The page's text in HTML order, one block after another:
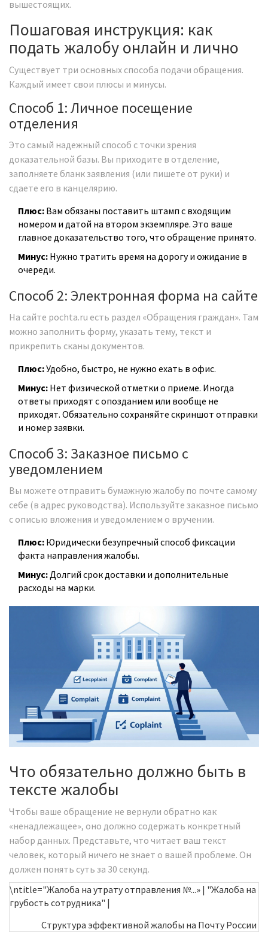
вышестоящих.
Пошаговая инструкция: как
подать жалобу онлайн и лично
Существует три основных способа подачи обращения.
Каждый имеет свои плюсы и минусы.
Способ 1: Личное посещение
отделения
Это самый надежный способ с точки зрения
доказательной базы. Вы приходите в отделение,
заполняете бланк заявления (или пишете от руки) и
сдаете его в канцелярию.
Плюс: Вам обязаны поставить штамп с входящим
номером и датой на втором экземпляре. Это ваше
главное доказательство того, что обращение принято.
Минус: Нужно тратить время на дорогу и ожидание в
очереди.
Способ 2: Электронная форма на сайте
На сайте pochta.ru есть раздел «Обращения граждан». Там
можно заполнить форму, указать тему, текст и
прикрепить сканы документов.
Плюс:Удобно, быстро, не нужно ехать в офис.
Минус: Нет физической отметки о приеме. Иногда
ответы приходят с опозданием или вообще не
приходят. Обязательно сохраняйте скриншот отправки
и номер заявки.
Способ 3: Заказное письмо с
уведомлением
Вы можете отправить бумажную жалобу по почте самому
себе (в адрес руководства). Используйте заказное письмо
с описью вложения и уведомлением о вручении.
Плюс: Юридически безупречный способ фиксации
факта направления жалобы.
Минус:Долгий срок доставки и дополнительные
расходы на марки.
Что обязательно должно быть в
тексте жалобы
Чтобы ваше обращение не вернули обратно как
«ненадлежащее», оно должно содержать конкретный
набор данных. Представьте, что читает ваш текст
человек, который ничего не знает о вашей проблеме. Он
должен понять суть за 30 секунд.
\ntitle="Жалоба на утрату отправления №...» | "Жалоба на
грубость сотрудника" |
Структура эффективной жалобы на Почту России